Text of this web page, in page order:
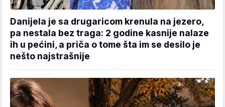
Danijela je sa drugaricom krenula na jezero,
pa nestala bez traga: 2 godine kasnije nalaze
ih u pećini, a priča o tome šta im se desilo je
nešto najstrašnije